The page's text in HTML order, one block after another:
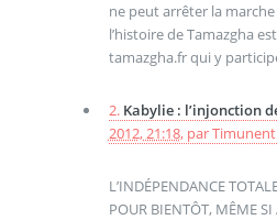
ne peut arrêter la marche
l’histoire de Tamazgha
tamazgha.fr qui y
2. Kabylie : l’injonction
2012, 21:18, par
L’INDÉPENDANCE
POUR BIENTÔT, MÊME